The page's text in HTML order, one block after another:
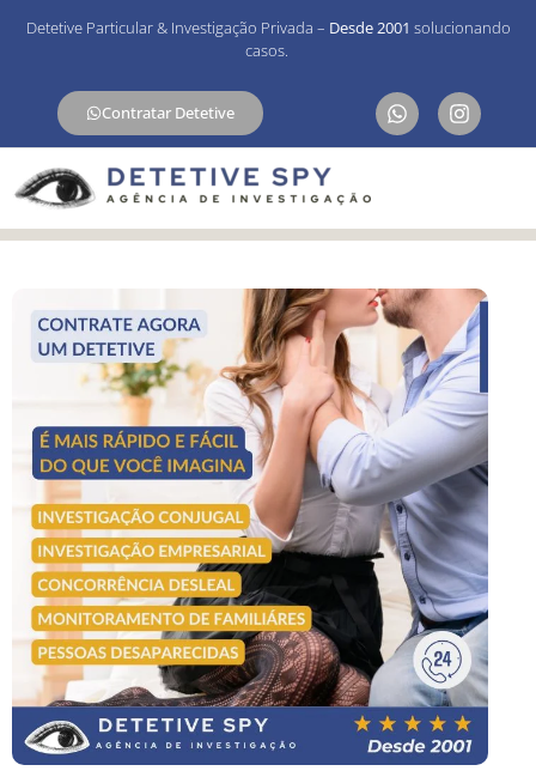
Detetive Particular & Investigação Privada – Desde 2001 solucionando
casos.
Contratar Detetive